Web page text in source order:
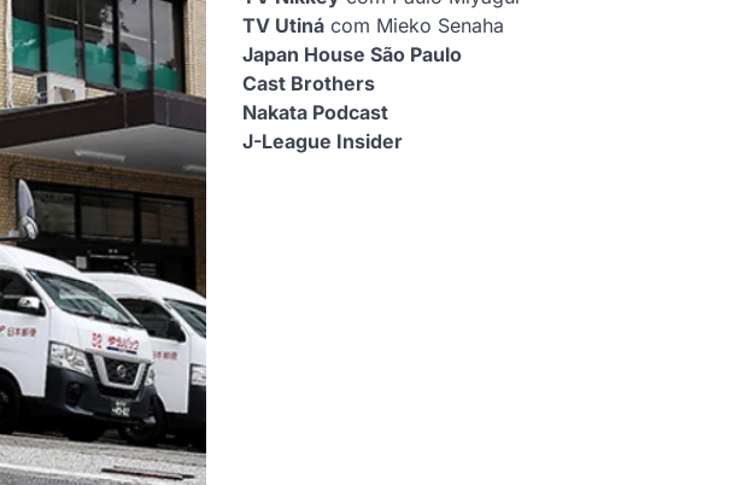
TV Utiná com Mieko Senaha
Japan House São Paulo
Cast Brothers
Nakata Podcast
J-League Insider